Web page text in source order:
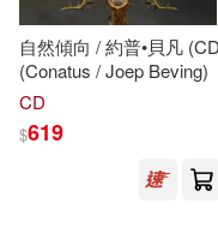
Doornbos(92)
Donald/
Rowman &
Tate Pub &
Pocket Books(37)
自然傾向 / 約普•貝凡
(Conatus / Joep Beving)
CD
$619